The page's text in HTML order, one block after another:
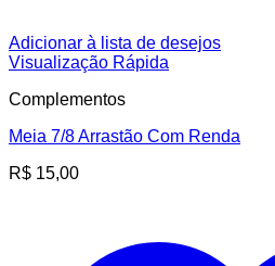
Adicionar à lista de desejos
Visualização Rápida
Complementos
Meia 7/8 Arrastão Com Renda
R$ 15,00